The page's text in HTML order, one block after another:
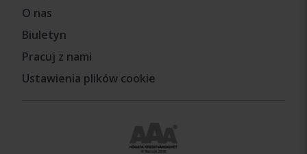
O nas
Biuletyn
Pracuj z nami
Ustawienia plików cookie